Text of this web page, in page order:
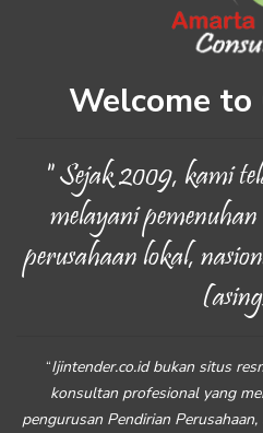
Welcome
" Sejak 2009, kami
melayani
perusahaan lokal,
“Ijintender.co.id bukan situs
konsultan profesional yang
pengurusan Pendirian